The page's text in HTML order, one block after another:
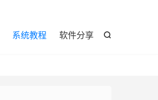

系统教程 软件分享